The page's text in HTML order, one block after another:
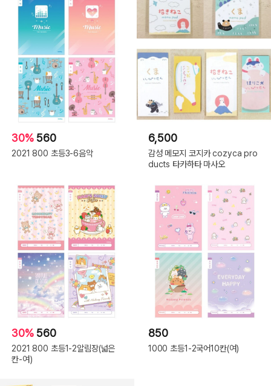
30% 560
2021 800 초등3-6음악
6,500
감성 메모지 코지카 cozyca pro
ducts 타카하타 마사오
30% 560
2021 800 초등1-2알림장(넓은
칸-여)
850
1000 초등1-2국어10칸(여)